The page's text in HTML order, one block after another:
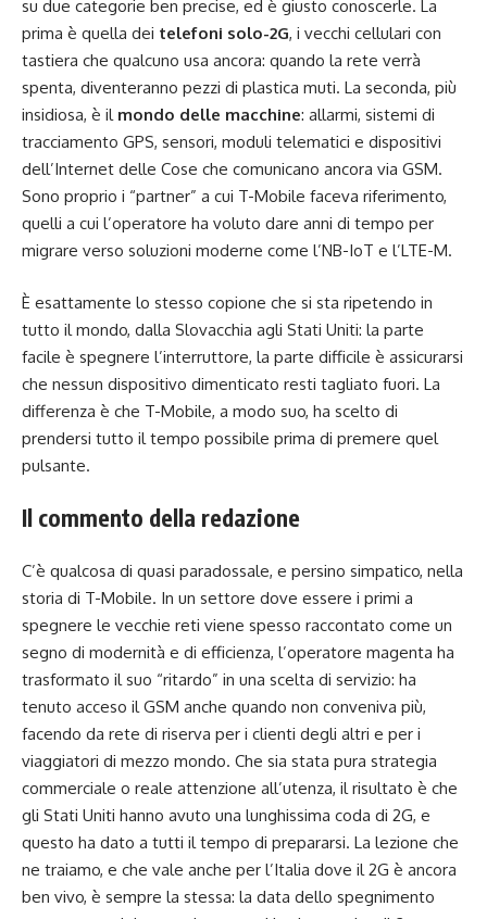
su due categorie ben precise, ed è giusto conoscerle. La
prima è quella dei telefoni solo-2G, i vecchi cellulari con
tastiera che qualcuno usa ancora: quando la rete verrà
spenta, diventeranno pezzi di plastica muti. La seconda, più
insidiosa, è il mondo delle macchine: allarmi, sistemi di
tracciamento GPS, sensori, moduli telematici e dispositivi
dell’Internet delle Cose che comunicano ancora via GSM.
Sono proprio i “partner” a cui T-Mobile faceva riferimento,
quelli a cui l’operatore ha voluto dare anni di tempo per
migrare verso soluzioni moderne come l’NB-IoT e l’LTE-M.
È esattamente lo stesso copione che si sta ripetendo in
tutto il mondo, dalla Slovacchia agli Stati Uniti: la parte
facile è spegnere l’interruttore, la parte difficile è assicurarsi
che nessun dispositivo dimenticato resti tagliato fuori. La
differenza è che T-Mobile, a modo suo, ha scelto di
prendersi tutto il tempo possibile prima di premere quel
pulsante.
Il commento della redazione
C’è qualcosa di quasi paradossale, e persino simpatico, nella
storia di T-Mobile. In un settore dove essere i primi a
spegnere le vecchie reti viene spesso raccontato come un
segno di modernità e di efficienza, l’operatore magenta ha
trasformato il suo “ritardo” in una scelta di servizio: ha
tenuto acceso il GSM anche quando non conveniva più,
facendo da rete di riserva per i clienti degli altri e per i
viaggiatori di mezzo mondo. Che sia stata pura strategia
commerciale o reale attenzione all’utenza, il risultato è che
gli Stati Uniti hanno avuto una lunghissima coda di 2G, e
questo ha dato a tutti il tempo di prepararsi. La lezione che
ne traiamo, e che vale anche per l’Italia dove il 2G è ancora
ben vivo, è sempre la stessa: la data dello spegnimento